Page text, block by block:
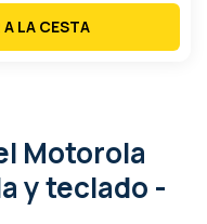
A LA CESTA
Motorola
y teclado -